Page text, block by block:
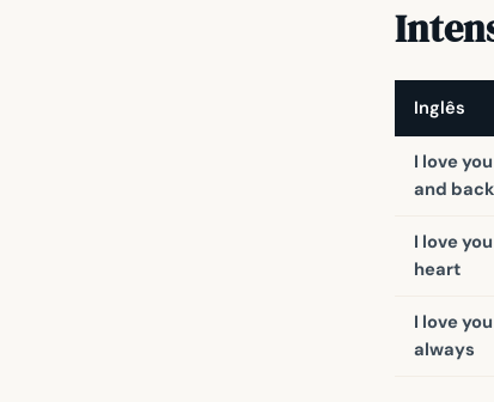
Inglês
I love
and back
I love
heart
I love
always